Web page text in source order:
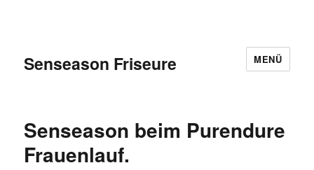
Senseason Friseure MENÜ
Senseason beim Purendure
Frauenlauf.